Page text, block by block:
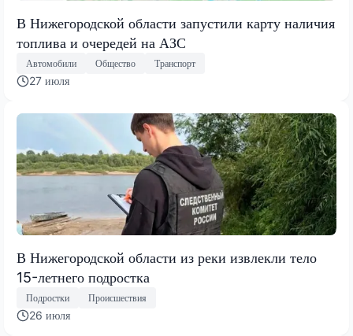
В Нижегородской области запустили карту наличия
топлива и очередей на АЗС
Автомобили Общество Транспорт
27 июля
В Нижегородской области из реки извлекли тело
15-летнего подростка
Подростки Происшествия
26 июля